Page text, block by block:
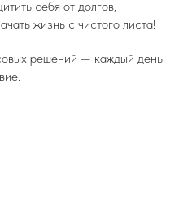
себя от долгов,
жизнь с чистого листа!
решений — каждый день